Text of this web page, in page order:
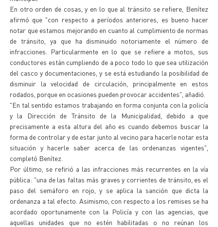
En otro orden de cosas, y en lo que al tránsito se refiere, Benítez
afirmó que "con respecto a períodos anteriores, es bueno hacer
notar que estamos mejorando en cuanto al cumplimiento de normas
de tránsito, ya que ha disminuido notoriamente el número de
infracciones. Particularmente en lo que se refiere a motos, sus
conductores están cumpliendo de a poco todo lo que sea utilización
del casco y documentaciones, y se está estudiando la posibilidad de
disminuir la velocidad de circulación, principalmente en estos
rodados, porque en ocasiones pueden provocar accidentes", añadió.
"En tal sentido estamos trabajando en forma conjunta con la policía
y la Dirección de Tránsito de la Municipalidad, debido a que
precisamente a esta altura del año es cuando debemos buscar la
forma de controlar y de estar junto al vecino para hacerle notar esta
situación y hacerle saber acerca de las ordenanzas vigentes",
completó Benítez.
Por último, se refirió a las infracciones más recurrentes en la vía
pública: "una de las faltas más graves y corrientes de tránsito, es el
paso del semáforo en rojo, y se aplica la sanción que dicta la
ordenanza a tal efecto. Asimismo, con respecto a los remises se ha
acordado oportunamente con la Policía y con las agencias, que
aquellas unidades que no estén habilitadas o no reúnan los